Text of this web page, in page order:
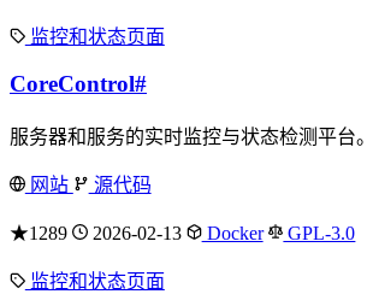
监控和状态页面
CoreControl#
服务器和服务的实时监控与状态检测平台。
网站 源代码
★1289 2026-02-13 Docker GPL-3.0
监控和状态页面